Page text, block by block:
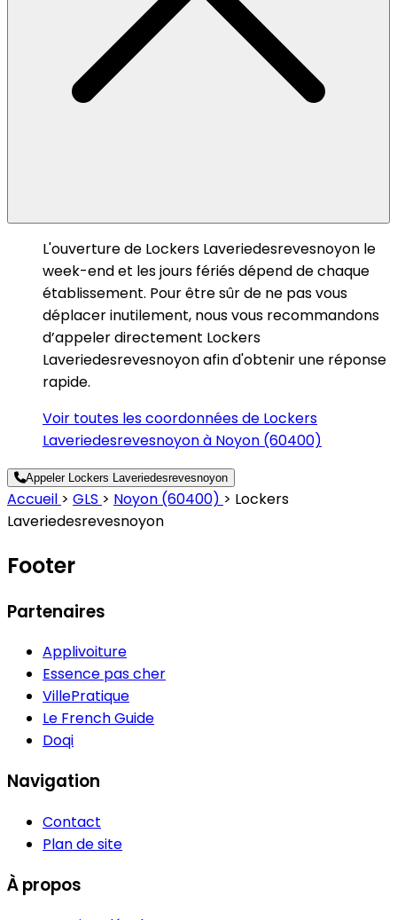
L'ouverture de Lockers Laveriedesrevesnoyon le
week-end et les jours fériés dépend de chaque
établissement. Pour être sûr de ne pas vous
déplacer inutilement, nous vous recommandons
d’appeler directement Lockers
Laveriedesrevesnoyon afin d'obtenir une réponse
rapide.
Voir toutes les coordonnées de Lockers
Laveriedesrevesnoyon à Noyon (60400)
Appeler Lockers Laveriedesrevesnoyon
Accueil > GLS > Noyon (60400) > Lockers
Laveriedesrevesnoyon
Footer
Partenaires
Applivoiture
Essence pas cher
VillePratique
Le French Guide
Doqi
Navigation
Contact
Plan de site
À propos